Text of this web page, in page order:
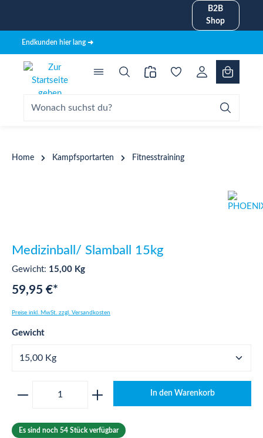
B2B
Shop
Endkunden hier lang ➜
Home Kampfsportarten Fitnesstraining
Medizinball/ Slamball 15kg
Gewicht: 15,00 Kg
59,95 €*
Preise inkl. MwSt. zzgl. Versandkosten
Gewichtauswählen
Produkt Anzahl: Gib den gewünschten
In den Warenkorb
Es sind noch 54 Stück verfügbar